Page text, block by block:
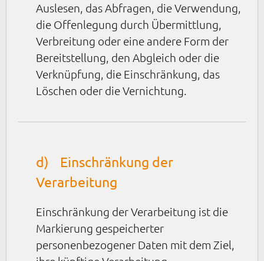
Auslesen, das Abfragen, die Verwendung,
die Offenlegung durch Übermittlung,
Verbreitung oder eine andere Form der
Bereitstellung, den Abgleich oder die
Verknüpfung, die Einschränkung, das
Löschen oder die Vernichtung.
d) Einschränkung der
Verarbeitung
Einschränkung der Verarbeitung ist die
Markierung gespeicherter
personenbezogener Daten mit dem Ziel,